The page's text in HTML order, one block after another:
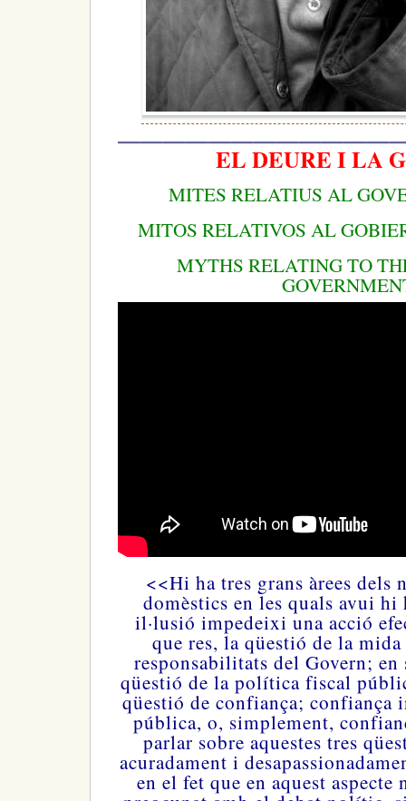
EL DEURE I LA
MITES RELATIUS AL
MITOS RELATIVOS AL
MYTHS RELATING TO
<<Hi ha tres grans àrees dels
domèstics en les quals avui
il·lusió impedeixi una acció
que res, la qüestió de la
responsabilitats del Govern; en
qüestió de la política fiscal
qüestió de confiança; confiança
pública, o, simplement,
parlar sobre aquestes tres
acuradament i
en el fet que en aquest aspecte